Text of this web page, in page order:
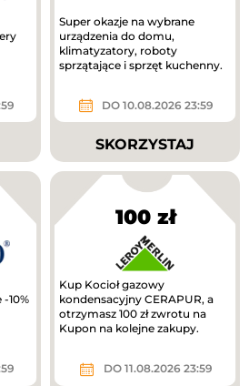
Super okazje na wybrane
urządzenia do domu,
klimatyzatory, roboty
sprzątające i sprzęt kuchenny.
DO 10.08.2026 23:59
SKORZYSTAJ
10%
100 zł
Kup Kocioł gazowy
kondensacyjny CERAPUR, a
otrzymasz 100 zł zwrotu na
Kupon na kolejne zakupy.
DO 11.08.2026 23:59